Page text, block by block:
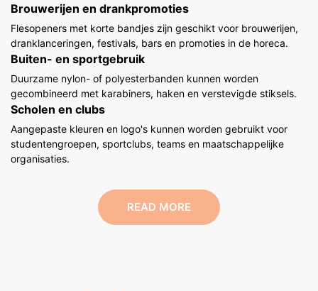
Brouwerijen en drankpromoties
Flesopeners met korte bandjes zijn geschikt voor brouwerijen,
dranklanceringen, festivals, bars en promoties in de horeca.
Buiten- en sportgebruik
Duurzame nylon- of polyesterbanden kunnen worden
gecombineerd met karabiners, haken en verstevigde stiksels.
Scholen en clubs
Aangepaste kleuren en logo's kunnen worden gebruikt voor
studentengroepen, sportclubs, teams en maatschappelijke
organisaties.
READ MORE